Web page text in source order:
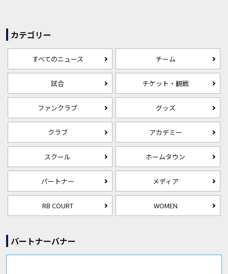
カテゴリー
すべてのニュース チーム
試合 チケット・観戦
ファンクラブ グッズ
クラブ アカデミー
スクール ホームタウン
パートナー メディア
RB COURT WOMEN
パートナーバナー